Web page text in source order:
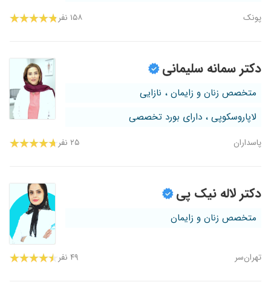
پونک ۱۵۸ نفر
دکتر سمانه سلیمانی
متخصص زنان و زایمان ، نازایی
لاپاروسکوپی ، دارای بورد تخصصی
پاسداران ۲۵ نفر
دکتر لاله نیک پی
متخصص زنان و زایمان
تهران‌سر ۴۹ نفر